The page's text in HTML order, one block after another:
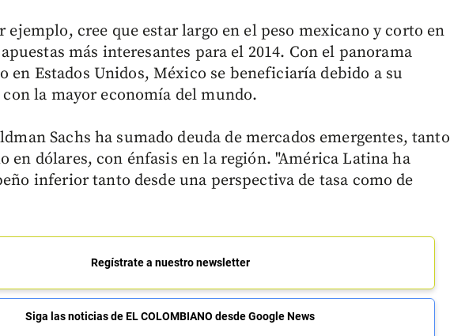
ejemplo, cree que estar largo en el peso mexicano y corto en
más interesantes para el 2014. Con el panorama
en Estados Unidos, México se beneficiaría debido a su
la mayor economía del mundo.
Sachs ha sumado deuda de mercados emergentes, tanto
en dólares, con énfasis en la región. "América Latina ha
inferior tanto desde una perspectiva de tasa como de
Regístrate a nuestro newsletter
Siga las noticias de EL COLOMBIANO desde Google News